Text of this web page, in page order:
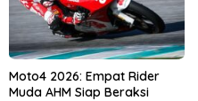
Moto4 2026: Empat Rider
Muda AHM Siap Beraksi